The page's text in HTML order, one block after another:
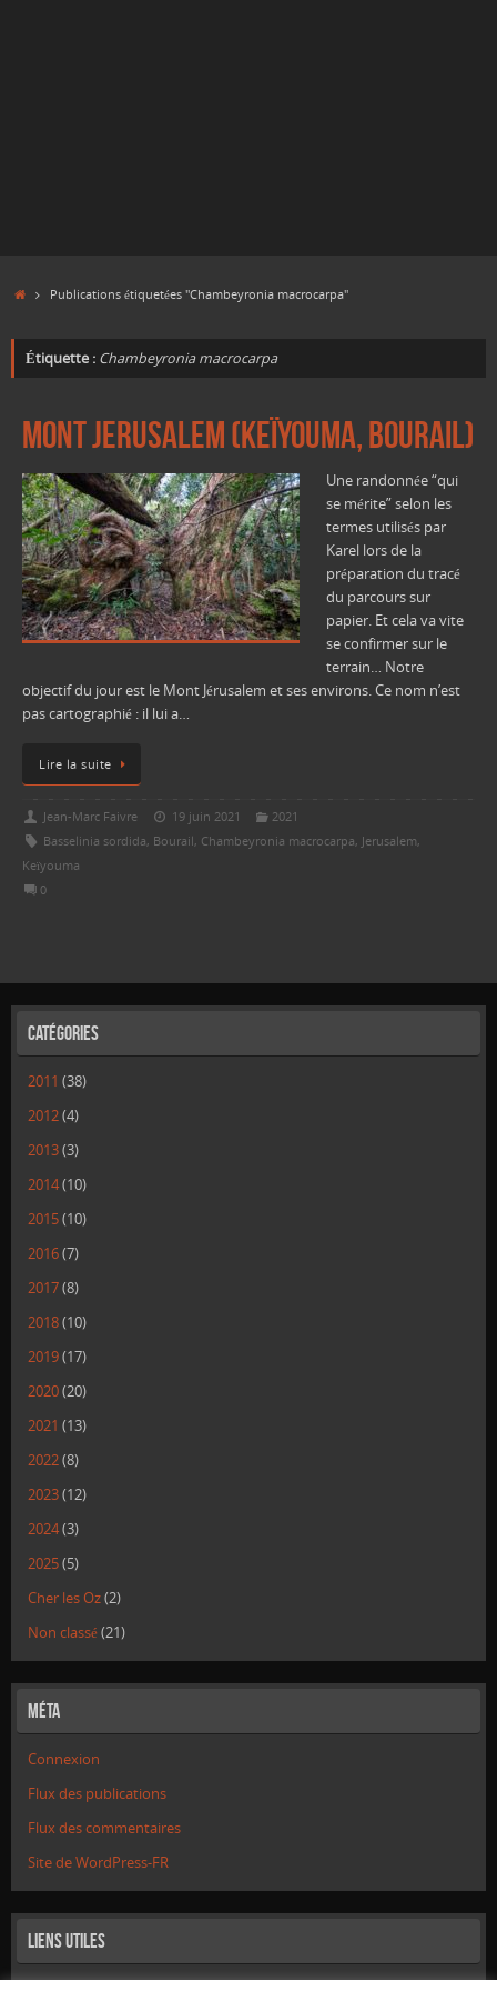
AccueilPublications étiquetées "Chambeyronia macrocarpa"
Étiquette : Chambeyronia macrocarpa
Mont Jerusalem (Keïyouma, Bourail)
Une randonnée “qui
se mérite” selon les
termes utilisés par
Karel lors de la
préparation du tracé
du parcours sur
papier. Et cela va vite
se confirmer sur le
terrain… Notre
objectif du jour est le Mont Jérusalem et ses environs. Ce nom n’est
pas cartographié : il lui a…
Lire la suite
Jean-Marc Faivre 19 juin 2021
2021
Basselinia sordida, Bourail, Chambeyronia macrocarpa, Jerusalem,
Keïyouma
0
Catégories
2011 (38)
2012(4)
2013(3)
2014(10)
2015(10)
2016(7)
2017(8)
2018(10)
2019(17)
2020(20)
2021 (13)
2022(8)
2023(12)
2024(3)
2025(5)
Cher les Oz(2)
Non classé(21)
Méta
Connexion
Flux des publications
Flux des commentaires
Site de WordPress-FR
Liens utiles